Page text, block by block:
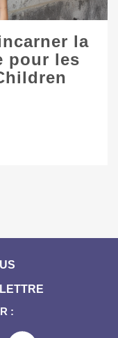
la
pour les
: